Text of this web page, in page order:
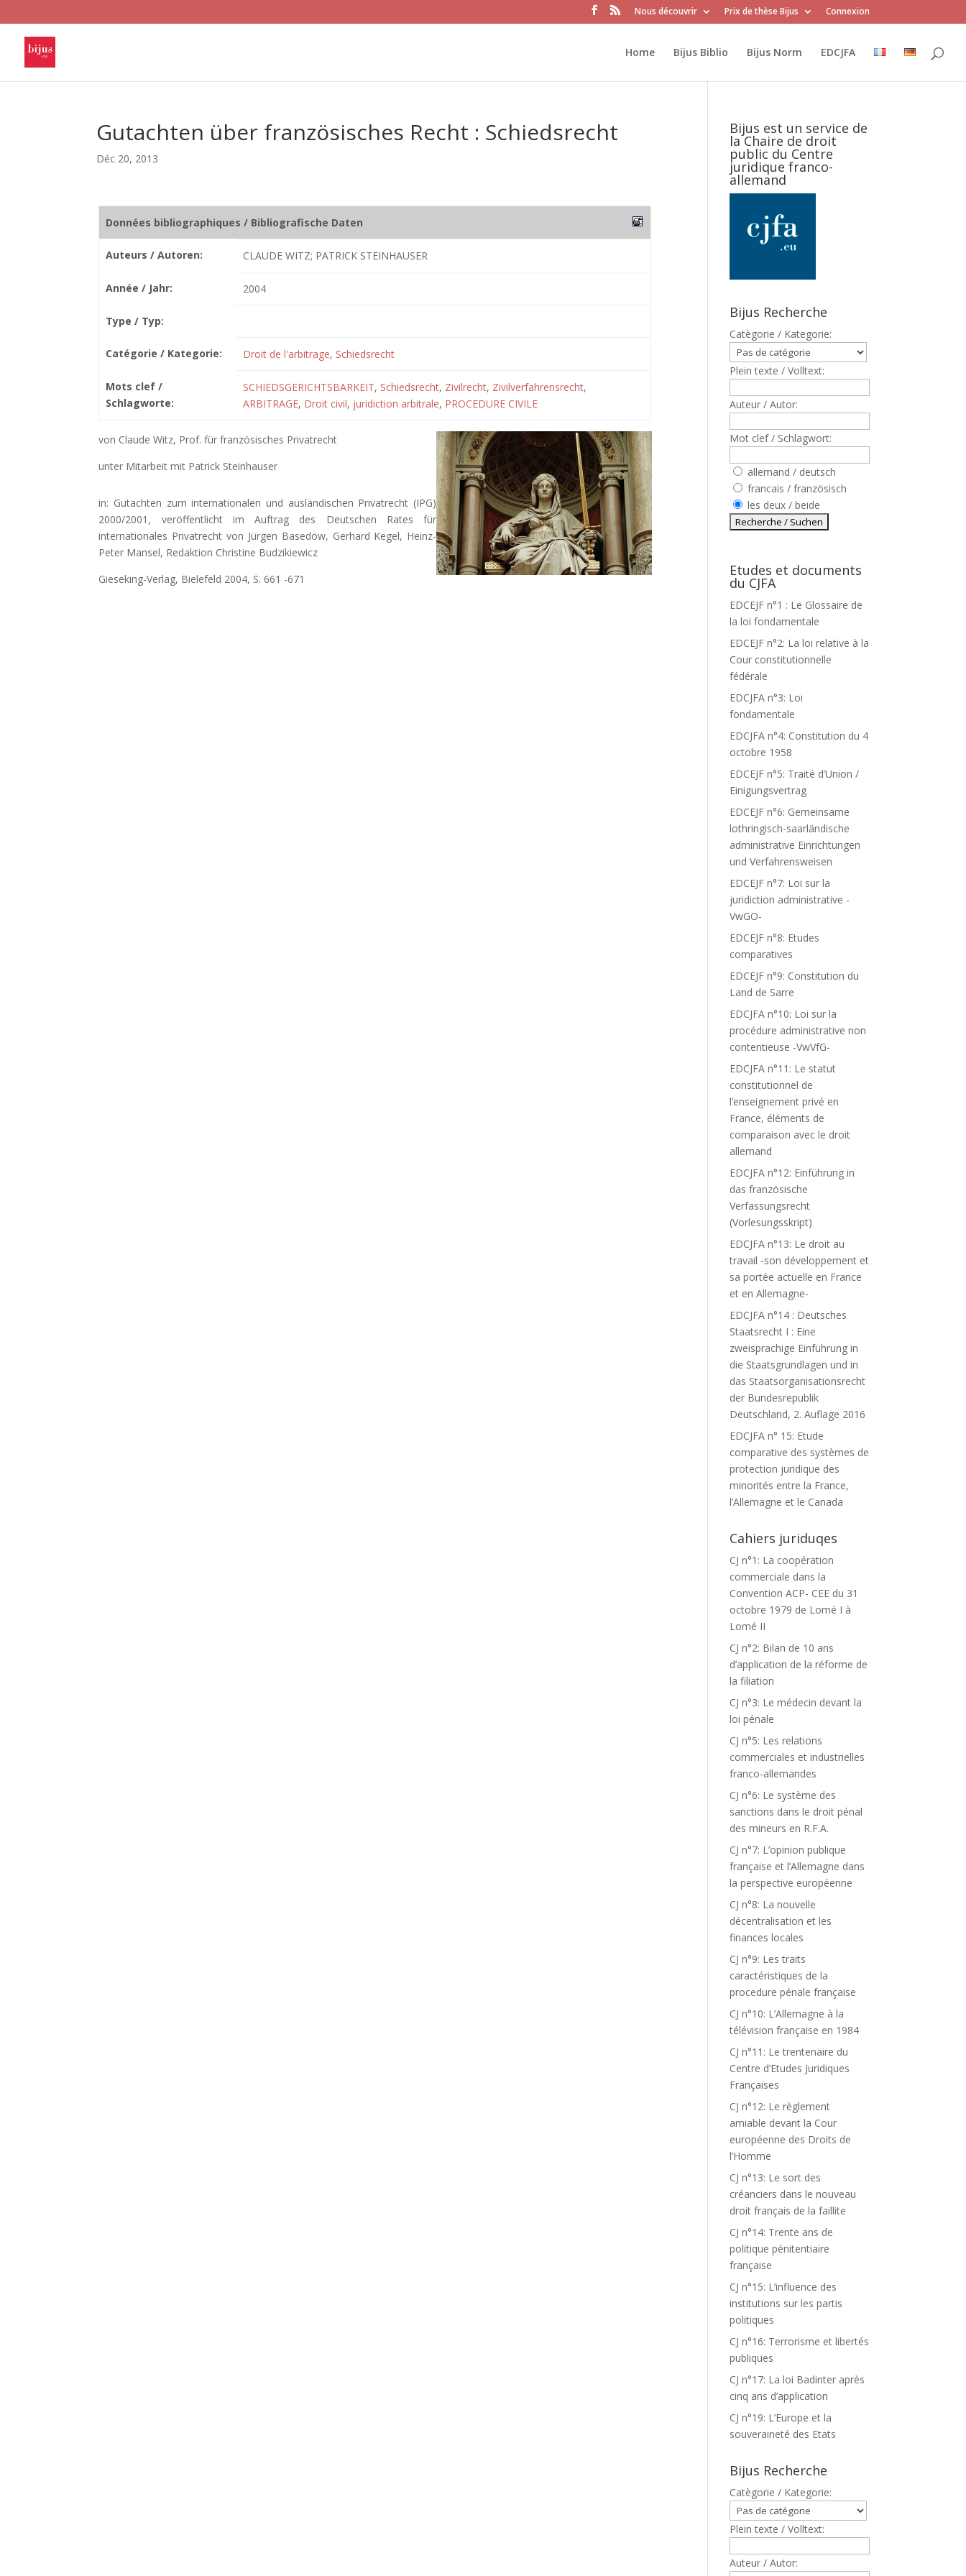
Nous découvrir Prix de thèse Bijus Connexion
Home Bijus Biblio Bijus Norm EDCJFA
Gutachten über französisches Recht : Schiedsrecht
Déc 20, 2013
Données bibliographiques / Bibliografische Daten
Auteurs / Autoren: CLAUDE WITZ; PATRICK STEINHAUSER
Année / Jahr: 2004
Type / Typ:
Catégorie / Kategorie: Droit de l'arbitrage, Schiedsrecht
Mots clef /
Schlagworte:
SCHIEDSGERICHTSBARKEIT, Schiedsrecht, Zivilrecht, Zivilverfahrensrecht,
ARBITRAGE, Droit civil, juridiction arbitrale, PROCEDURE CIVILE
von Claude Witz, Prof. für französisches Privatrecht
unter Mitarbeit mit Patrick Steinhauser
in: Gutachten zum internationalen und ausländischen Privatrecht (IPG)
2000/2001, veröffentlicht im Auftrag des Deutschen Rates für
internationales Privatrecht von Jürgen Basedow, Gerhard Kegel, Heinz-
Peter Mansel, Redaktion Christine Budzikiewicz
Gieseking-Verlag, Bielefeld 2004, S. 661 -671
Bijus est un service de
la Chaire de droit
public du Centre
juridique franco-
allemand
Bijus Recherche
Catègorie / Kategorie:
Plein texte / Volltext:
Auteur / Autor:
Mot clef / Schlagwort:
allemand / deutsch
francais / französisch
les deux / beide
Etudes et documents
du CJFA
EDCEJF n°1 : Le Glossaire de
la loi fondamentale
EDCEJF n°2: La loi relative à la
Cour constitutionnelle
fédérale
EDCJFA n°3: Loi
fondamentale
EDCJFA n°4: Constitution du 4
octobre 1958
EDCEJF n°5: Traité d’Union /
Einigungsvertrag
EDCEJF n°6: Gemeinsame
lothringisch-saarländische
administrative Einrichtungen
und Verfahrensweisen
EDCEJF n°7: Loi sur la
juridiction administrative -
VwGO-
EDCEJF n°8: Etudes
comparatives
EDCEJF n°9: Constitution du
Land de Sarre
EDCJFA n°10: Loi sur la
procédure administrative non
contentieuse -VwVfG-
EDCJFA n°11: Le statut
constitutionnel de
l’enseignement privé en
France, éléments de
comparaison avec le droit
allemand
EDCJFA n°12: Einführung in
das französische
Verfassungsrecht
(Vorlesungsskript)
EDCJFA n°13: Le droit au
travail -son développement et
sa portée actuelle en France
et en Allemagne-
EDCJFA n°14 : Deutsches
Staatsrecht I : Eine
zweisprachige Einführung in
die Staatsgrundlagen und in
das Staatsorganisationsrecht
der Bundesrepublik
Deutschland, 2. Auflage 2016
EDCJFA n° 15: Etude
comparative des systèmes de
protection juridique des
minorités entre la France,
l’Allemagne et le Canada
Cahiers juriduqes
CJ n°1: La coopération
commerciale dans la
Convention ACP- CEE du 31
octobre 1979 de Lomé I à
Lomé II
CJ n°2: Bilan de 10 ans
d’application de la réforme de
la filiation
CJ n°3: Le médecin devant la
loi pénale
CJ n°5: Les relations
commerciales et industrielles
franco-allemandes
CJ n°6: Le système des
sanctions dans le droit pénal
des mineurs en R.F.A.
CJ n°7: L’opinion publique
française et l’Allemagne dans
la perspective européenne
CJ n°8: La nouvelle
décentralisation et les
finances locales
CJ n°9: Les traits
caractéristiques de la
procedure pénale française
CJ n°10: L’Allemagne à la
télévision française en 1984
CJ n°11: Le trentenaire du
Centre d’Etudes Juridiques
Françaises
CJ n°12: Le règlement
amiable devant la Cour
européenne des Droits de
l’Homme
CJ n°13: Le sort des
créanciers dans le nouveau
droit français de la faillite
CJ n°14: Trente ans de
politique pénitentiaire
française
CJ n°15: L’influence des
institutions sur les partis
politiques
CJ n°16: Terrorisme et libertés
publiques
CJ n°17: La loi Badinter après
cinq ans d’application
CJ n°19: L’Europe et la
souveraineté des Etats
Bijus Recherche
Catègorie / Kategorie:
Plein texte / Volltext:
Auteur / Autor: